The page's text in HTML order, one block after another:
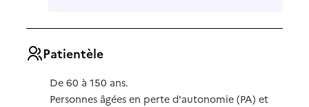
Patientèle
De 60 à 150 ans.
Personnes âgées en perte d'autonomie (PA) et